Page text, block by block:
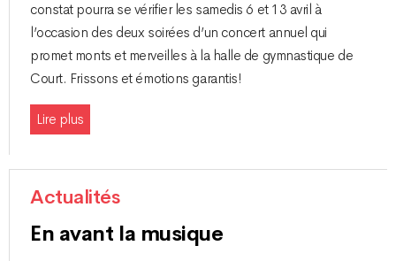
constat pourra se vérifier les samedis 6 et 13 avril à
l’occasion des deux soirées d’un concert annuel qui
promet monts et merveilles à la halle de gymnastique de
Court. Frissons et émotions garantis!
Lire plus
Actualités
En avant la musique